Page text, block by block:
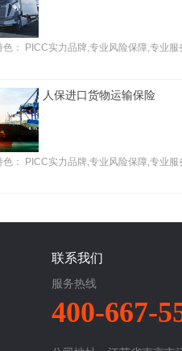
： PICC实力品牌,专业风险保障,专业服
人保进口货物运输保险
： PICC实力品牌,专业风险保障,专业服
联系我们
服务热线
400-667-